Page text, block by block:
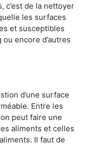
c’est de la nettoyer
les surfaces
et susceptibles
encore d’autres
d’une surface
Entre les
peut faire une
aliments et celles
Il faut de